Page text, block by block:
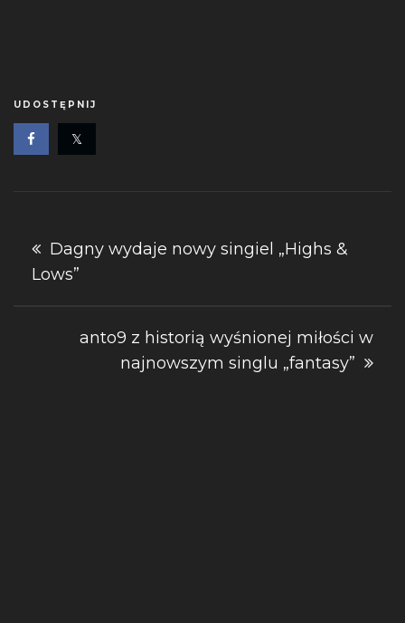
UDOSTĘPNIJ
Nawigacja
wpisu
Dagny wydaje nowy singiel „Highs &
Lows”
anto9 z historią wyśnionej miłości w
najnowszym singlu „fantasy”